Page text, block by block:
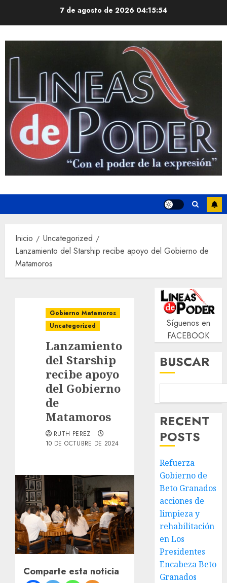
7 de agosto de 2026 04:15:55
Inicio
Uncategorized
Lanzamiento del Starship recibe apoyo del Gobierno de
Matamoros
Gobierno Matamoros
Uncategorized
Lanzamiento
del Starship
recibe apoyo
del Gobierno
de
Matamoros
RUTH PEREZ
10 DE OCTUBRE DE 2024
Comparte esta noticia
Síguenos en
FACEBOOK
BUSCAR
RECENT
POSTS
Refuerza
Gobierno de
Beto Granados
acciones de
limpieza y
rehabilitación
en Los
Presidentes
Encabeza Beto
Granados